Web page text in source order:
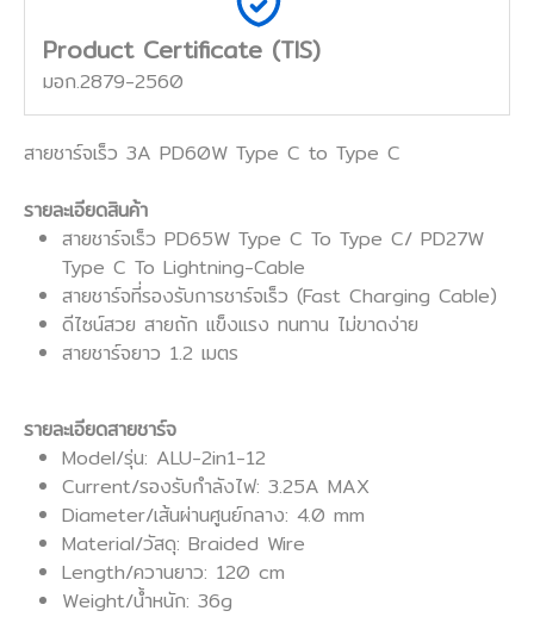
Product Certificate (TIS)
มอก.2879-2560
สายชาร์จเร็ว 3A PD60W Type C to Type C
รายละเอียดสินค้า
สายชาร์จเร็ว PD65W Type C To Type C/ PD27W
Type C To Lightning-Cable
สายชาร์จที่รองรับการชาร์จเร็ว (Fast Charging Cable)
ดีไซน์สวย สายถัก เเข็งเเรง ทนทาน ไม่ขาดง่าย
สายชาร์จยาว 1.2 เมตร
รายละเอียดสายชาร์จ
Model/รุ่น: ALU-2in1-12
Current/รองรับกําลังไฟ: 3.25A MAX
Diameter/เส้นผ่านศูนย์กลาง: 4.0 mm
Material/วัสดุ: Braided Wire
Length/ควานยาว: 120 cm
Weight/น้ำหนัก: 36g